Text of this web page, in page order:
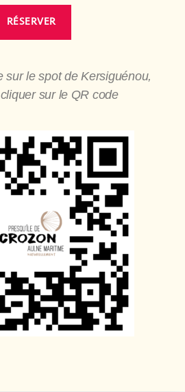
sur le spot de Kersiguénou,
sur le QR code